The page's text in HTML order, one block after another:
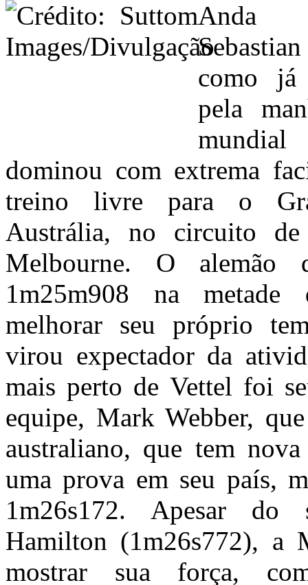
Anda
como já
pela
dominou com extrema
treino livre para o
Austrália, no circuito
Melbourne. O alemão
1m25m908 na metade
melhorar seu próprio
virou expectador da
mais perto de Vettel foi
equipe, Mark Webber,
australiano, que tem
uma prova em seu país,
1m26s172. Apesar
Hamilton (1m26s772), a
mostrar sua força,